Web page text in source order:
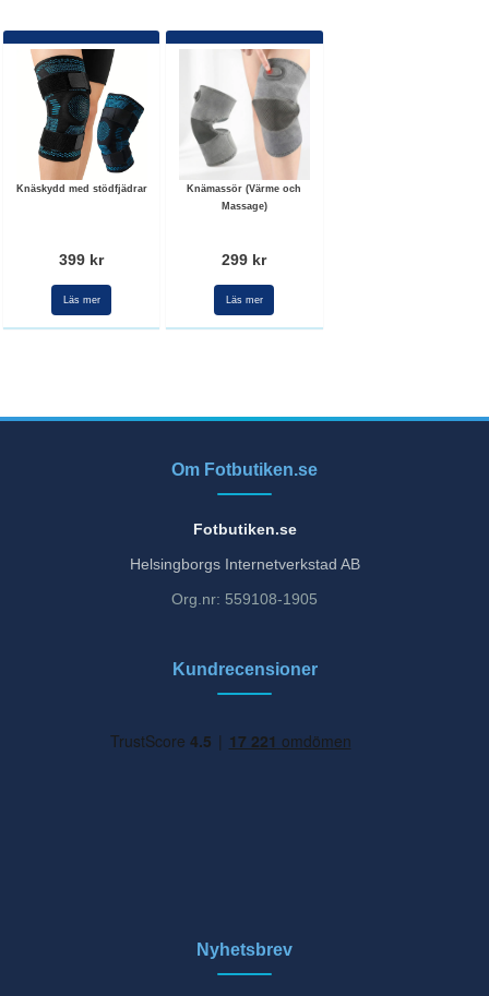
Knäskydd med stödfjädrar
399 kr
Läs mer
Knämassör (Värme och
Massage)
299 kr
Läs mer
Om Fotbutiken.se
Fotbutiken.se
Helsingborgs Internetverkstad AB
Org.nr: 559108-1905
Kundrecensioner
Nyhetsbrev